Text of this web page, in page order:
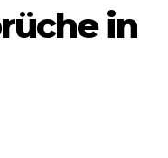
in